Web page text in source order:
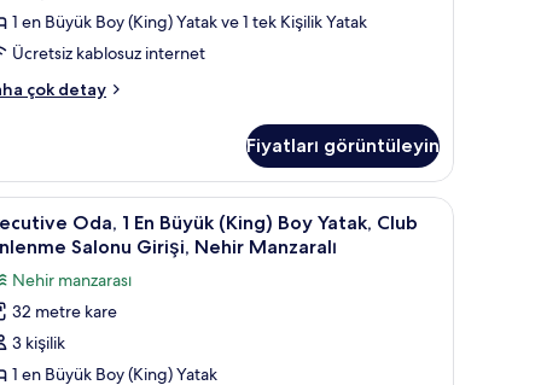
1 en Büyük Boy (King) Yatak ve 1 tek Kişilik Yatak
Ücretsiz kablosuz internet
çok detay
Fiyatları görüntüleyin
çalışma alanı Minibar, odada kasa, masa, dizüstü bilgisayar
9
Oda, 1 En Büyük (King) Boy Yatak, Club
Salonu Girişi, Nehir Manzaralı
Nehir manzarası
32 metre kare
3 kişilik
1 en Büyük Boy (King) Yatak